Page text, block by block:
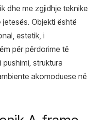
dhe me zgjidhje teknike
Objekti është
estetik, i
për përdorime të
struktura
akomoduese në